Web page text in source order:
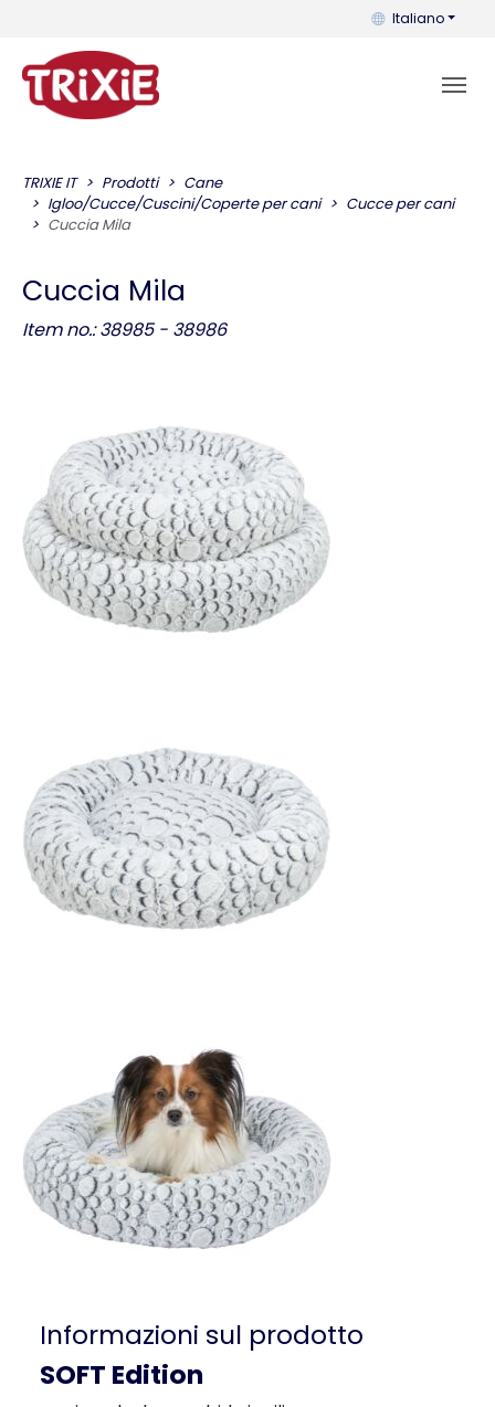
Puoi cambiare
Italiano
TRIXIE IT Prodotti
Cane
Igloo/Cucce/Cuscini/Coperte per cani
Cucce per cani
Cuccia Mila
Cuccia Mila
Item no.: 38985 - 38986
Informazioni sul prodotto
SOFT Edition